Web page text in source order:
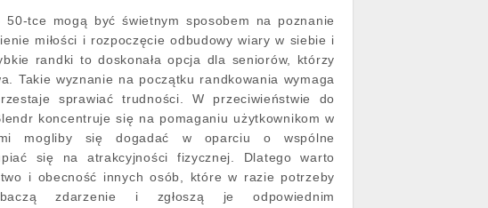
tce mogą być świetnym sposobem na poznanie
miłości i rozpoczęcie odbudowy wiary w siebie i
randki to doskonała opcja dla seniorów, którzy
Takie wyznanie na początku randkowania wymaga
sprawiać trudności. W przeciwieństwie do
koncentruje się na pomaganiu użytkownikom w
mogliby się dogadać w oparciu o wspólne
się na atrakcyjności fizycznej. Dlatego warto
i obecność innych osób, które w razie potrzeby
zdarzenie i zgłoszą je odpowiednim